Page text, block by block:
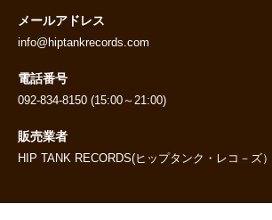
メールアドレス
info@hiptankrecords.com
電話番号
092-834-8150 (15:00～21:00)
販売業者
HIP TANK RECORDS(ヒップタンク・レコ－ズ）